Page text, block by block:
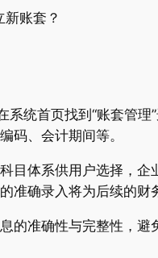
统首页找到“账套管理
码、会计期间等。
目体系供用户选择，
确录入将为后续的财
的准确性与完整性，